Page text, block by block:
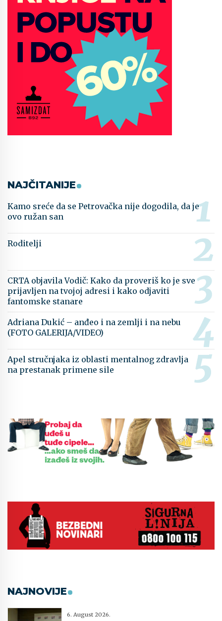
NAJČITANIJE
Kamo sreće da se Petrovačka nije dogodila, da je
ovo ružan san
Roditelji
CRTA objavila Vodič: Kako da proveriš ko je sve
prijavljen na tvojoj adresi i kako odjaviti
fantomske stanare
Adriana Dukić – anđeo i na zemlji i na nebu
(FOTO GALERIJA/VIDEO)
Apel stručnjaka iz oblasti mentalnog zdravlja
na prestanak primene sile
NAJNOVIJE
6. August 2026.